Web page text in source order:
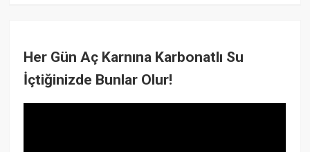
Her Gün Aç Karnına Karbonatlı Su
İçtiğinizde Bunlar Olur!